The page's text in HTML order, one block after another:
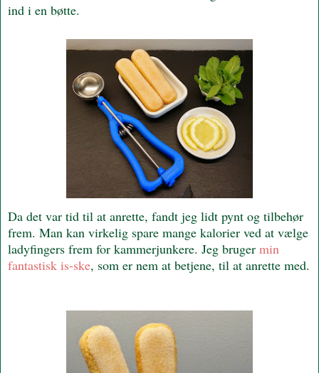
ind i en bøtte.
Da det var tid til at anrette, fandt jeg lidt pynt og tilbehør
frem. Man kan virkelig spare mange kalorier ved at vælge
ladyfingers frem for kammerjunkere. Jeg bruger min
fantastisk is-ske, som er nem at betjene, til at anrette med.